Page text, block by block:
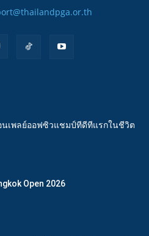
เพลย์ออฟซิวแชมป์ทีดีทีแรกในชีวิต
Open 2026